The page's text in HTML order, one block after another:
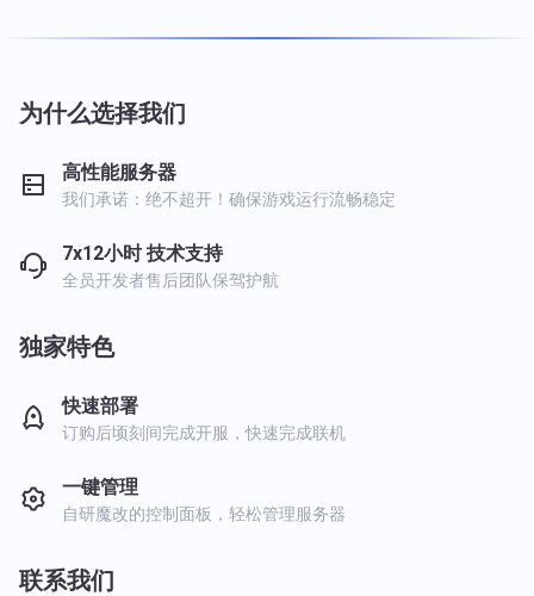
为什么选择我们
高性能服务器
我们承诺：绝不超开！确保游戏运行流畅稳定
7x12小时 技术支持
全员开发者售后团队保驾护航
独家特色
快速部署
订购后顷刻间完成开服，快速完成联机
一键管理
自研魔改的控制面板，轻松管理服务器
联系我们